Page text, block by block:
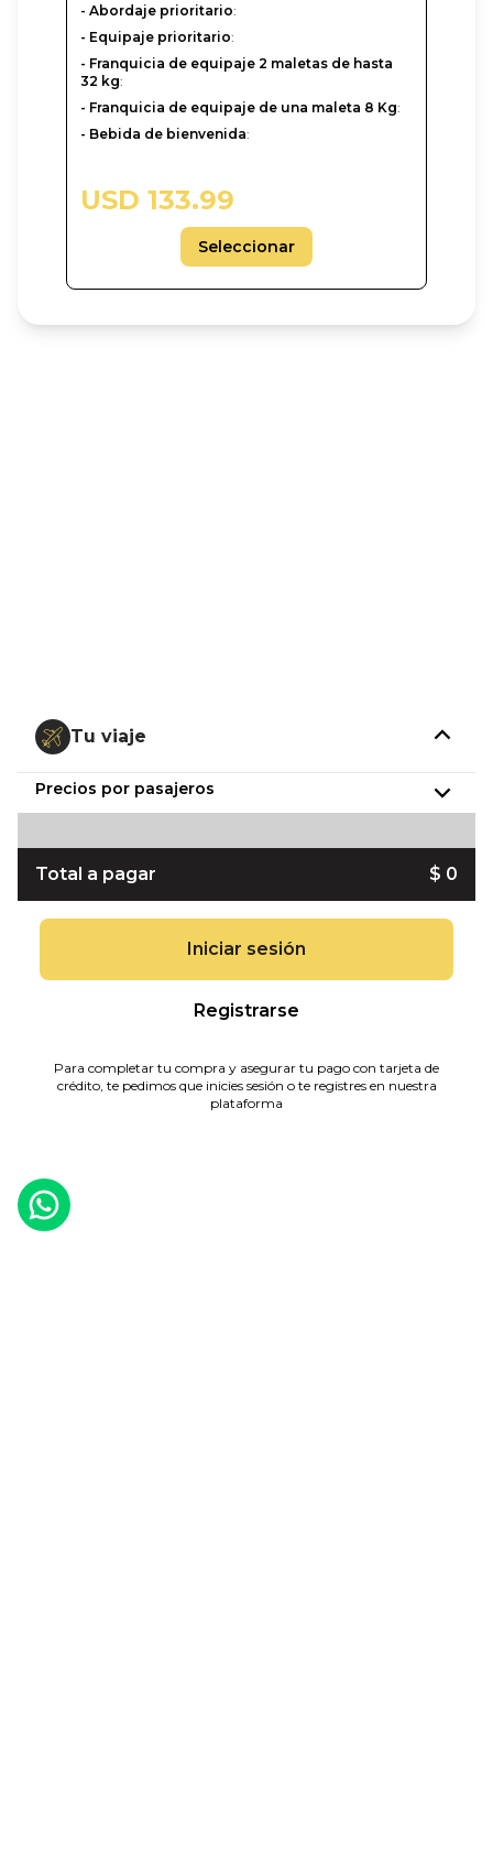
- Abordaje prioritario:
- Equipaje prioritario:
- Franquicia de equipaje 2 maletas de hasta
32 kg:
- Franquicia de equipaje de una maleta 8 Kg:
- Bebida de bienvenida:
USD 133.99
Seleccionar
Tu viaje
Precios por pasajeros
Total a pagar $ 0
Iniciar sesión
Registrarse
Para completar tu compra y asegurar tu pago con tarjeta de
crédito, te pedimos que inicies sesión o te registres en nuestra
plataforma